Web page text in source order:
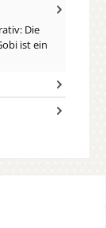
Die
ist ein